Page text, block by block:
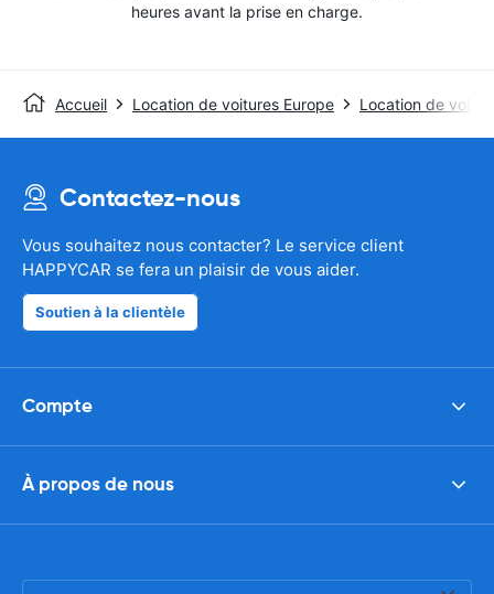
heures avant la prise en charge.
Accueil Location de voitures Europe Location de
Contactez-nous
Vous souhaitez nous contacter? Le service client
HAPPYCAR se fera un plaisir de vous aider.
Soutien à la clientèle
Compte
À propos de nous